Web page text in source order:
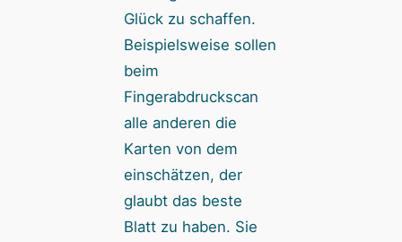
Glück zu schaffen.
Beispielsweise sollen
beim
Fingerabdruckscan
alle anderen die
Karten von dem
einschätzen, der
glaubt das beste
Blatt zu haben. Sie